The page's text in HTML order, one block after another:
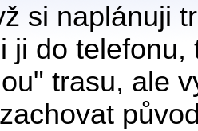
si naplánuji
ji do
trasu, ale